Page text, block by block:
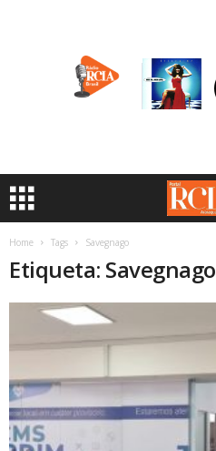
Home Tags Savegnago
Etiqueta: Savegnago